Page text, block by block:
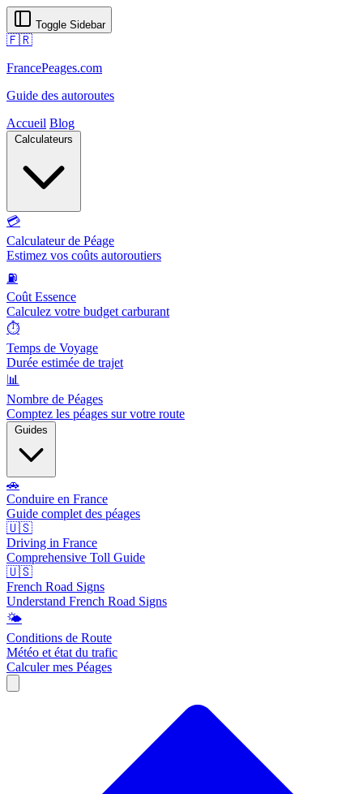
Toggle Sidebar
🇫🇷
FrancePeages.com
Guide des autoroutes
Accueil Blog
Calculateurs
💳
Calculateur de Péage
Estimez vos coûts autoroutiers
⛽
Coût Essence
Calculez votre budget carburant
⏱️
Temps de Voyage
Durée estimée de trajet
📊
Nombre de Péages
Comptez les péages sur votre route
Guides
🚗
Conduire en France
Guide complet des péages
🇺🇸
Driving in France
Comprehensive Toll Guide
🇺🇸
French Road Signs
Understand French Road Signs
🌤️
Conditions de Route
Météo et état du trafic
Calculer mes Péages